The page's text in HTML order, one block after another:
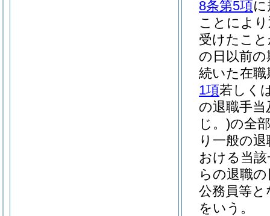
8条第5項
ことによ
受けたこ
の日以前の
続いた在
1項若しく
の退職手当
じ。)の全
り一般の
おける当
らの退職
公務員等
をいう。